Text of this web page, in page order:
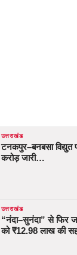
उत्तराखंड
टनकपुर–बनबसा विद्युत
करोड़ जारी…
उत्तराखंड
“नंदा–सुनंदा” से फिर
को ₹12.98 लाख की